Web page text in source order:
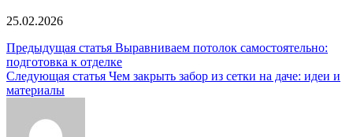
25.02.2026
Навигация
по
записям
Предыдущая статья Выравниваем потолок самостоятельно:
подготовка к отделке
Следующая статья Чем закрыть забор из сетки на даче: идеи и
материалы